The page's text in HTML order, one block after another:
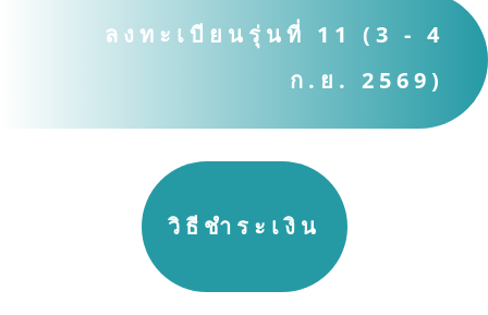
ลงทะเบียนรุ่นที่ 11 (3 - 4
ก.ย. 2569)
วิธีชำระเงิน